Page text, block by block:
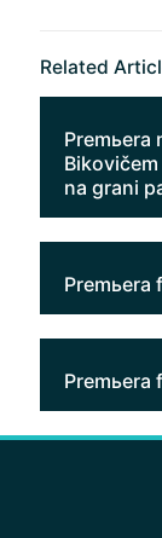
Related
Premьera
na grani
Premьera
Premьera